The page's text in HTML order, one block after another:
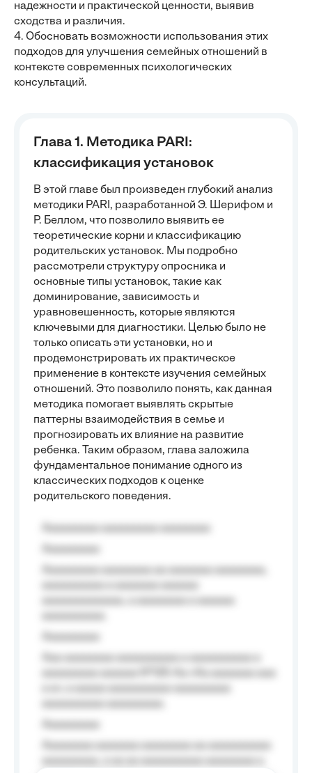
надежности и практической ценности, выявив
сходства и различия.
4. Обосновать возможности использования этих
подходов для улучшения семейных отношений в
контексте современных психологических
консультаций.
Глава 1. Методика PARI:
классификация установок
В этой главе был произведен глубокий анализ
методики PARI, разработанной Э. Шерифом и
Р. Беллом, что позволило выявить ее
теоретические корни и классификацию
родительских установок. Мы подробно
рассмотрели структуру опросника и
основные типы установок, такие как
доминирование, зависимость и
уравновешенность, которые являются
ключевыми для диагностики. Целью было не
только описать эти установки, но и
продемонстрировать их практическое
применение в контексте изучения семейных
отношений. Это позволило понять, как данная
методика помогает выявлять скрытые
паттерны взаимодействия в семье и
прогнозировать их влияние на развитие
ребенка. Таким образом, глава заложила
фундаментальное понимание одного из
классических подходов к оценке
родительского поведения.